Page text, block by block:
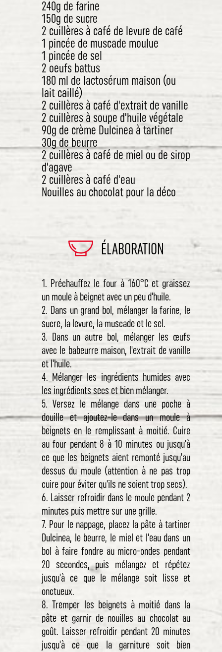
240g de farine
150g de sucre
2 cuillères à café de levure de café
1 pincée de muscade moulue
1 pincée de sel
2 oeufs battus
180 ml de lactosérum maison (ou
lait caillé)
2 cuillères à café d'extrait de vanille
2 cuillères à soupe d'huile végétale
90g de crème Dulcinea à tartiner
30g de beurre
2 cuillères à café de miel ou de sirop
d'agave
2 cuillères à café d'eau
Nouilles au chocolat pour la déco
ÉLABORATION
1. Préchauffez le four à 160°C et graissez
un moule à beignet avec un peu d'huile.
2. Dans un grand bol, mélanger la farine, le
sucre, la levure, la muscade et le sel.
3. Dans un autre bol, mélanger les œufs
avec le babeurre maison, l'extrait de vanille
et l'huile.
4. Mélanger les ingrédients humides avec
les ingrédients secs et bien mélanger.
5. Versez le mélange dans une poche à
douille et ajoutez-le dans un moule à
beignets en le remplissant à moitié. Cuire
au four pendant 8 à 10 minutes ou jusqu'à
ce que les beignets aient remonté jusqu'au
dessus du moule (attention à ne pas trop
cuire pour éviter qu'ils ne soient trop secs).
6. Laisser refroidir dans le moule pendant 2
minutes puis mettre sur une grille.
7. Pour le nappage, placez la pâte à tartiner
Dulcinea, le beurre, le miel et l'eau dans un
bol à faire fondre au micro-ondes pendant
20 secondes, puis mélangez et répétez
jusqu'à ce que le mélange soit lisse et
onctueux.
8. Tremper les beignets à moitié dans la
pâte et garnir de nouilles au chocolat au
goût. Laisser refroidir pendant 20 minutes
jusqu'à ce que la garniture soit bien